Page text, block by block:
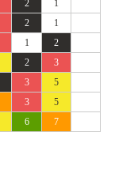
2
1
2
1
1
2
2
3
3
5
3
5
6 7